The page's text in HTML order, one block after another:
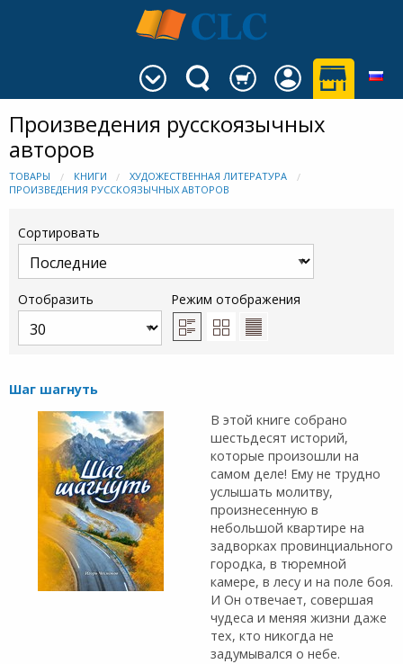
Произведения русскоязычных
авторов
ТОВАРЫ КНИГИ
ХУДОЖЕСТВЕННАЯ ЛИТЕРАТУРА
ПРОИЗВЕДЕНИЯ РУССКОЯЗЫЧНЫХ АВТОРОВ
Сортировать
Отобразить Режим отображения
Шаг шагнуть
В этой книге собрано
шестьдесят историй,
которые произошли на
самом деле! Ему не трудно
услышать молитву,
произнесенную в
небольшой квартире на
задворках провинциального
городка, в тюремной
камере, в лесу и на поле боя.
И Он отвечает, совершая
чудеса и меняя жизни даже
тех, кто никогда не
задумывался о небе.